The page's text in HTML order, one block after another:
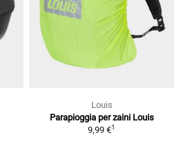
Louis
Parapioggia per zaini Louis
9,99 €1